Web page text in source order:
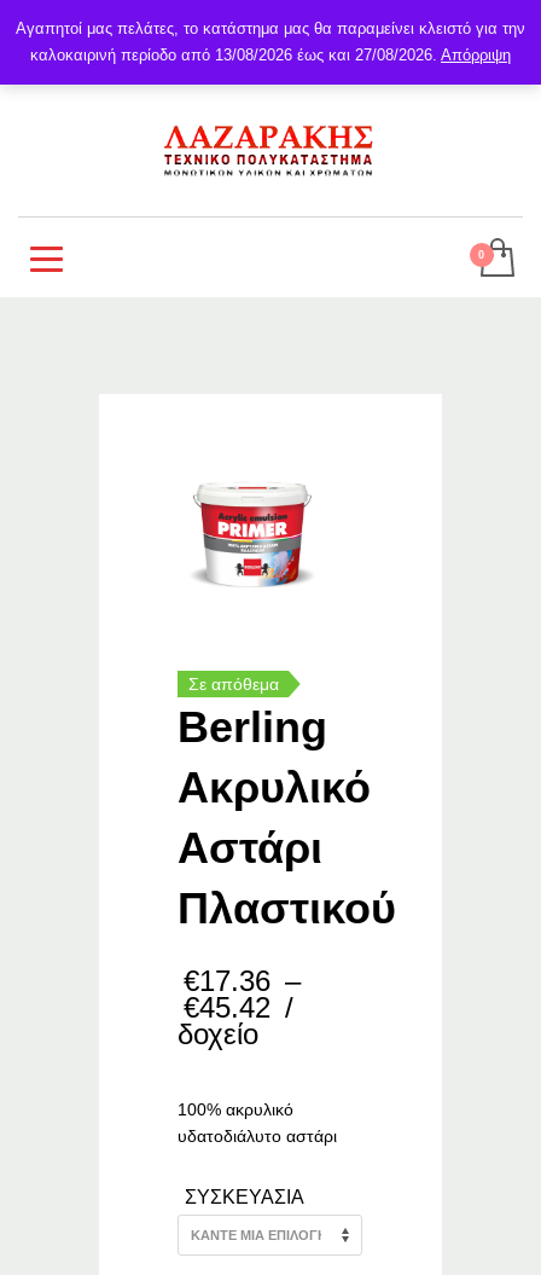
Σε απόθεμα
Berling
Ακρυλικό
Αστάρι
Πλαστικού
€17.36 –
€45.42 Price
€45.42
/
δοχείο
100% ακρυλικό
υδατοδιάλυτο αστάρι
ΣΥΣΚΕΥΑΣΙΑ
Αγαπητοί μας πελάτες, το κατάστημα μας θα παραμείνει κλειστό για την
καλοκαιρινή περίοδο από 13/08/2026 έως και 27/08/2026. Απόρριψη